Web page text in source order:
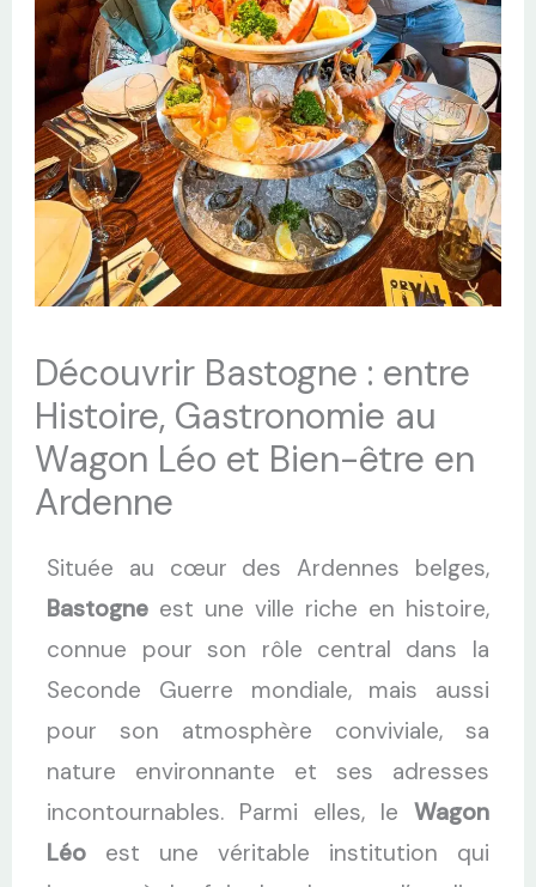
Découvrir Bastogne : entre
Histoire, Gastronomie au
Wagon Léo et Bien-être en
Ardenne
Située au cœur des Ardennes belges,
Bastogne est une ville riche en histoire,
connue pour son rôle central dans la
Seconde Guerre mondiale, mais aussi
pour son atmosphère conviviale, sa
nature environnante et ses adresses
incontournables. Parmi elles, le Wagon
Léo est une véritable institution qui